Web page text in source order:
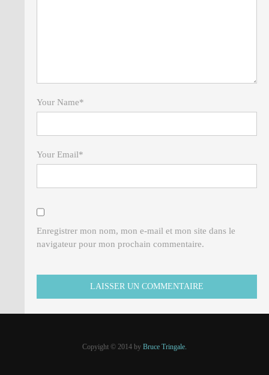
Your Name*
Your Email*
Enregistrer mon nom, mon e-mail et mon site dans le
navigateur pour mon prochain commentaire.
Copyight © 2014 by Bruce Tringale.